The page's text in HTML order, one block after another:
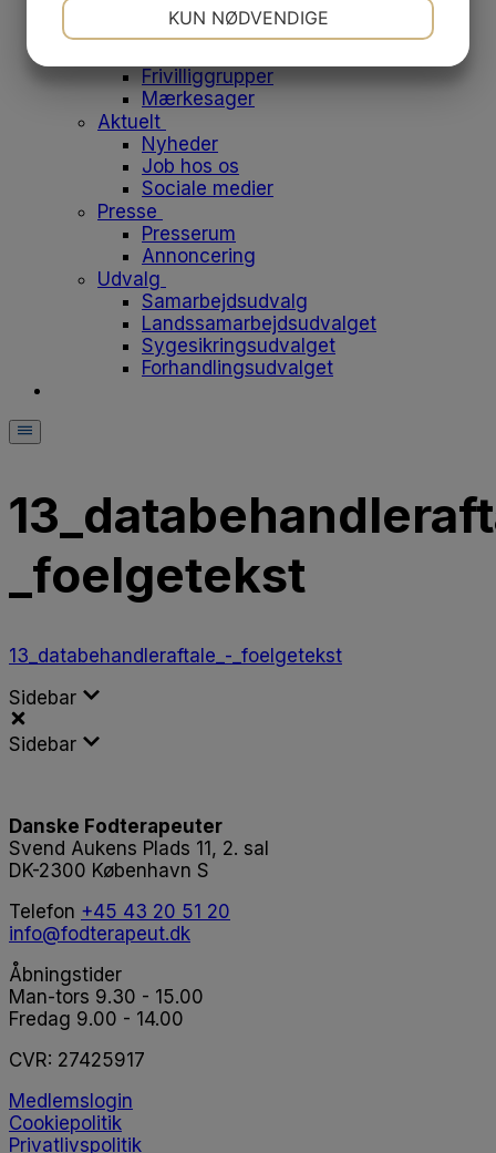
Vores historie
Bestyrelsen
Frivilliggrupper
Mærkesager
Aktuelt
Nyheder
Job hos os
Sociale medier
Presse
Presserum
Annoncering
Udvalg
Samarbejdsudvalg
Landssamarbejdsudvalget
Sygesikringsudvalget
Forhandlingsudvalget
_foelgetekst
13_databehandleraftale_-_foelgetekst
Sidebar
Sidebar
Danske Fodterapeuter
Svend Aukens Plads 11, 2. sal
DK-2300 København S
Telefon +45 43 20 51 20
info@fodterapeut.dk
Åbningstider
Man-tors 9.30 - 15.00
Fredag 9.00 - 14.00
CVR: 27425917
Medlemslogin
Cookiepolitik
Privatlivspolitik
MARKETING
KUN NØDVENDIGE